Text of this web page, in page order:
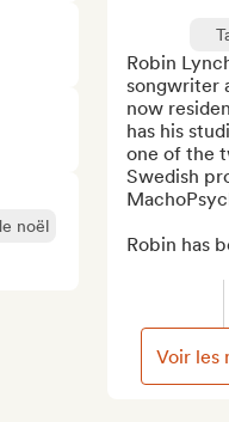
noël
Robin
songwriter
now
has his
one of the
Swedish
Robin has
Voir les